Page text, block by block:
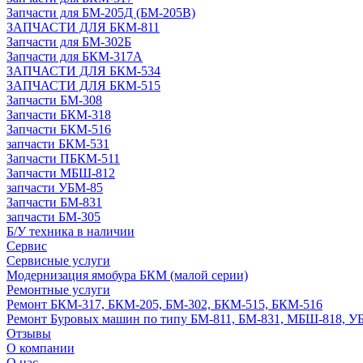
Запчасти для БМ-205Д (БМ-205В)
ЗАПЧАСТИ ДЛЯ БКМ-811
Запчасти для БМ-302Б
Запчасти для БКМ-317А
ЗАПЧАСТИ ДЛЯ БКМ-534
ЗАПЧАСТИ ДЛЯ БКМ-515
Запчасти БМ-308
Запчасти БКМ-318
Запчасти БКМ-516
запчасти БКМ-531
Запчасти ПБКМ-511
Запчасти МБШ-812
запчасти УБМ-85
Запчасти БМ-831
запчасти БМ-305
Б/У техника в наличии
Сервис
Сервисные услуги
Модернизация ямобура БКМ (малой серии)
Ремонтные услуги
Ремонт БКМ-317, БКМ-205, БМ-302, БКМ-515, БКМ-516
Ремонт Буровых машин по типу БМ-811, БМ-831, МБШ-818,
Отзывы
О компании